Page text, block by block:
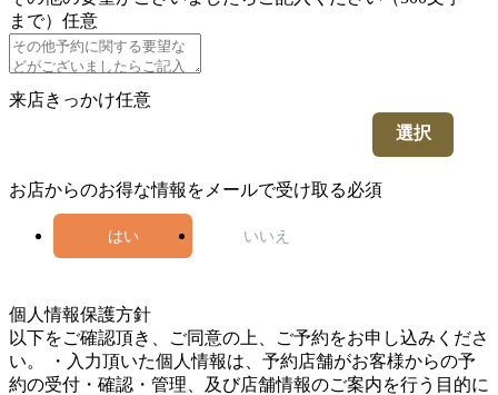
まで） 任意
来店きっかけ任意
選択
お店からのお得な情報をメールで受け取る必須
はい いいえ
個人情報保護方針
以下をご確認頂き、ご同意の上、ご予約をお申し込みくださ
い。 ・入力頂いた個人情報は、予約店舗がお客様からの予
約の受付・確認・管理、及び店舗情報のご案内を行う目的に